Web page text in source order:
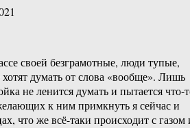
своей безграмотные, люди тупые,
думать от слова «вообще». Лишь
не ленится думать и пытается что-
к ним примкнуть я сейчас и
что же всё-таки происходит с газом